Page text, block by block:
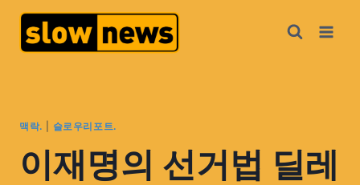
맥락. 슬로우리포트.
이재명의 선거법 딜레